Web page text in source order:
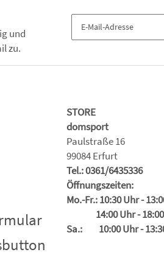
und
zu.
STORE
domsport
Paulstraße 16
99084 Erfurt
Tel.: 0361/6435336
Öffnungszeiten:
Mo.-Fr.: 10:30 Uhr -
14:00 Uhr - 18:00
Sa.: 10:00 Uhr -